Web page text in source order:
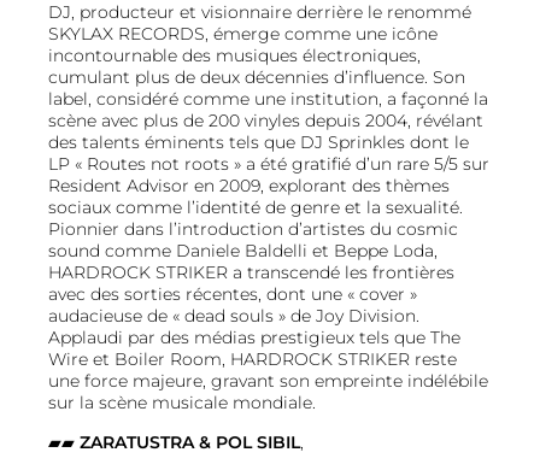
DJ, producteur et visionnaire derrière le renommé
SKYLAX RECORDS, émerge comme une icône
incontournable des musiques électroniques,
cumulant plus de deux décennies d’influence. Son
label, considéré comme une institution, a façonné la
scène avec plus de 200 vinyles depuis 2004, révélant
des talents éminents tels que DJ Sprinkles dont le
LP « Routes not roots » a été gratifié d’un rare 5/5 sur
Resident Advisor en 2009, explorant des thèmes
sociaux comme l’identité de genre et la sexualité.
Pionnier dans l’introduction d’artistes du cosmic
sound comme Daniele Baldelli et Beppe Loda,
HARDROCK STRIKER a transcendé les frontières
avec des sorties récentes, dont une « cover »
audacieuse de « dead souls » de Joy Division.
Applaudi par des médias prestigieux tels que The
Wire et Boiler Room, HARDROCK STRIKER reste
une force majeure, gravant son empreinte indélébile
sur la scène musicale mondiale.
▰▰ ZARATUSTRA & POL SIBIL,